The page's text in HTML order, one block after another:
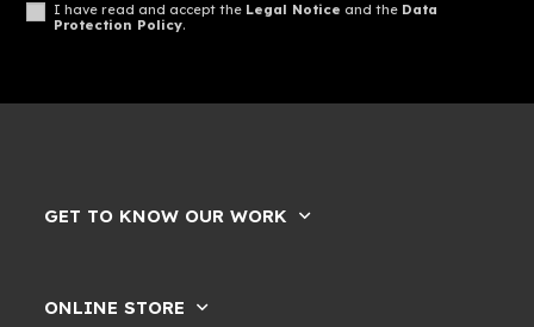
I have read and accept the Legal Notice and the Data
Protection Policy.
GET TO KNOW OUR WORK
ONLINE STORE